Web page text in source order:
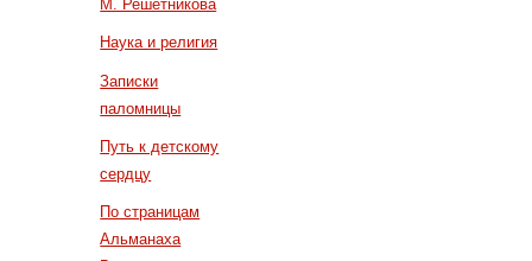
М. Решетникова
Наука и религия
Записки
паломницы
Путь к детскому
сердцу
По страницам
Альманаха